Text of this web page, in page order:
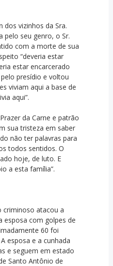
dos vizinhos da Sra.
pelo seu genro, o Sr.
com a morte de sua
“deveria estar
estar encarcerado
presídio e voltou
viviam aqui a base de
aqui”.
da Carne e patrão
sua tristeza em saber
não ter palavras para
todos sentidos. O
hoje, de luto. E
a esta família”.
criminoso atacou a
esposa com golpes de
60 foi
esposa e a cunhada
e seguem em estado
Santo Antônio de